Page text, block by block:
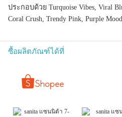
ประกอบด้วย Turquoise Vibes, Viral
Coral Crush, Trendy Pink, Purple
ซื้อผลิตภัณฑ์ได้ที่